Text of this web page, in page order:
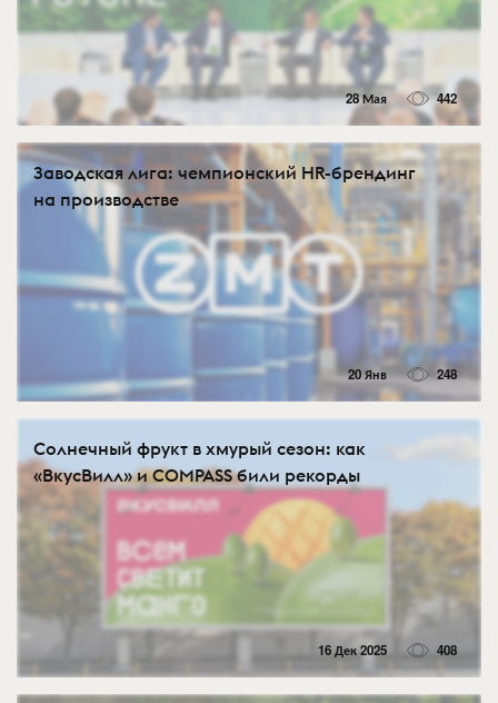
28 Мая 442
Заводская лига: чемпионский HR-брендинг
на производстве
20 Янв 248
Солнечный фрукт в хмурый сезон: как
«ВкусВилл» и COMPASS били рекорды
16 Дек 2025 408